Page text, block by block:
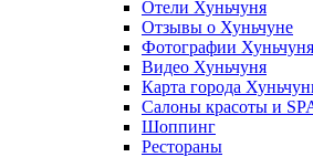
Отели Хуньчуня
Отзывы о Хуньчуне
Фотографии Хуньчуня
Видео Хуньчуня
Карта города
Салоны красоты и
Шоппинг
Рестораны